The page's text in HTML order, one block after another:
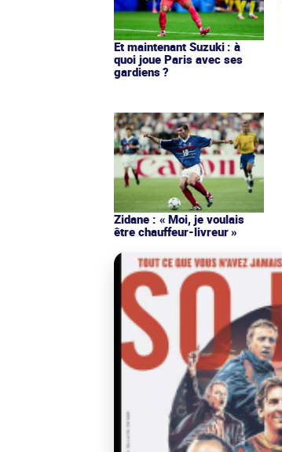
Et maintenant Suzuki : à
quoi joue Paris avec ses
gardiens ?
Zidane : « Moi, je voulais
être chauffeur-livreur »